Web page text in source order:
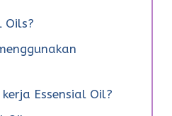
Oils?
Essensial Oil?